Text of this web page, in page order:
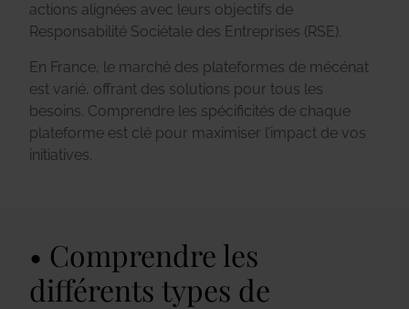
actions alignées avec leurs objectifs de
Responsabilité Sociétale des Entreprises (RSE).
En France, le marché des plateformes de mécénat
est varié, offrant des solutions pour tous les
besoins. Comprendre les spécificités de chaque
plateforme est clé pour maximiser l’impact de vos
initiatives.
Comprendre les
différents types de